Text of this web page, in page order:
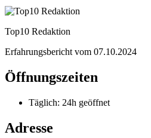
Top10 Redaktion
Erfahrungsbericht vom 07.10.2024
Öffnungszeiten
Täglich: 24h geöffnet
Adresse